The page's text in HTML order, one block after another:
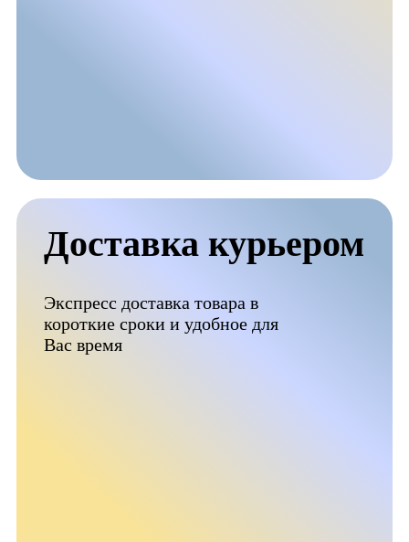
Доставка курьером
Экспресс доставка товара в
короткие сроки и удобное для
Вас время